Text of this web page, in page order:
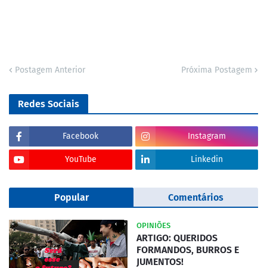
Postagem Anterior Próxima Postagem
Redes Sociais
Facebook Instagram
YouTube Linkedin
Popular Comentários
OPINIÕES
ARTIGO: QUERIDOS
FORMANDOS, BURROS E
JUMENTOS!